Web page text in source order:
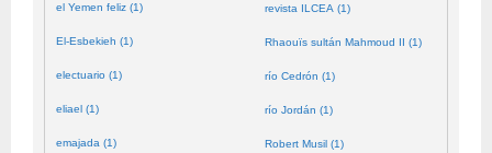
el Yemen feliz (1)
El-Esbekieh (1)
electuario (1)
eliael (1)
emajada (1)
revista ILCEA (1)
Rhaouïs sultán Mahmoud II (1)
río Cedrón (1)
río Jordán (1)
Robert Musil (1)